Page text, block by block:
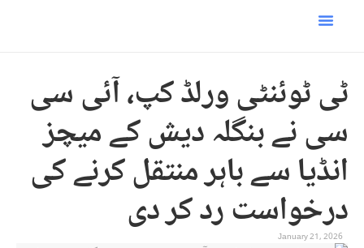
ٹی ٹوئنٹی ورلڈ کپ، آئی سی
سی نے بنگلہ دیش کے میچز
انڈیا سے باہر منتقل کرنے کی
درخواست رد کر دی
January 21, 2026